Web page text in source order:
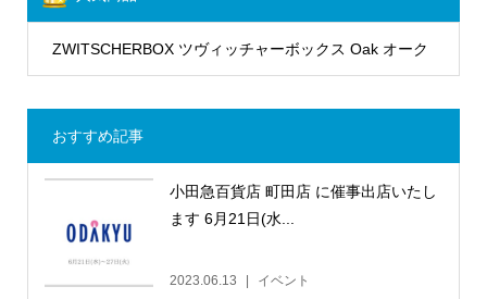
ZWITSCHERBOX ツヴィッチャーボックス Oak オーク
おすすめ記事
小田急百貨店 町田店 に催事出店いたし
ます 6月21日(水...
2023.06.13 イベント